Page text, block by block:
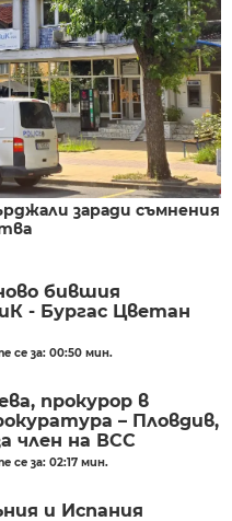
заради съмнения
бившия
- Бургас Цветан
се за: 00:50 мин.
прокурор в
– Пловдив,
член на ВСС
се за: 02:17 мин.
и Испания